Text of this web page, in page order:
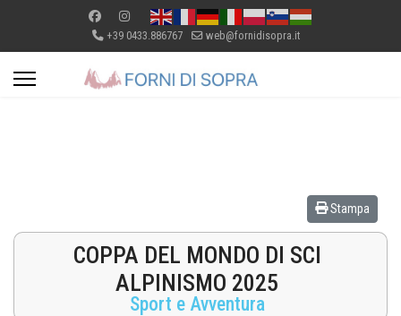
+39 0433.886767 web@fornidisopra.it
Stampa
COPPA DEL MONDO DI SCI
ALPINISMO 2025
Sport e Avventura